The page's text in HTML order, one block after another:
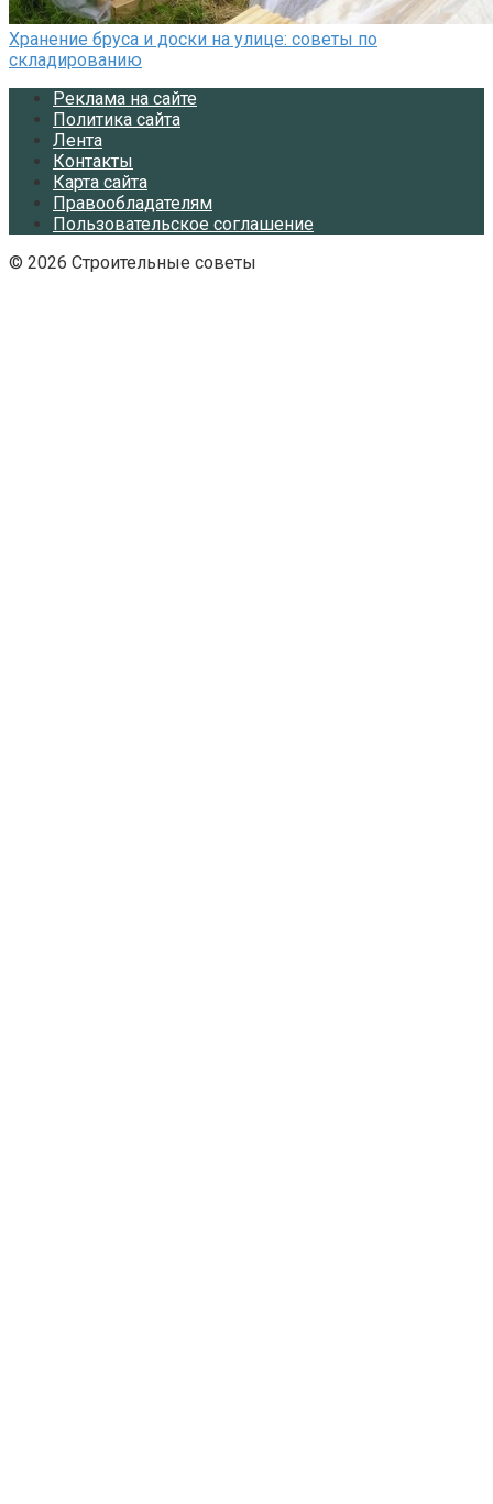
Хранение бруса и доски на улице: советы по
складированию
Реклама на сайте
Политика сайта
Лента
Контакты
Карта сайта
Правообладателям
Пользовательское соглашение
© 2026 Строительные советы